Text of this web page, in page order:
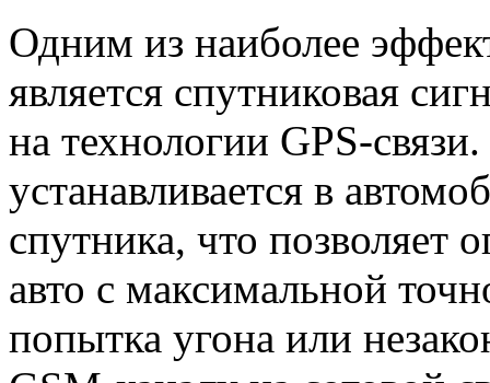
Одним из наиболее
является спутниковая
на технологии GPS-
устанавливается в
спутника, что позволяет
авто с максимальной
попытка угона или